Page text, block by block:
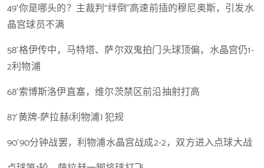
49’你是哪头的？主裁判“绊倒”高速前插的穆尼奥斯，引发水
晶宫球员不满
58’格伊传中，马特塔、萨尔双鬼拍门头球顶偏，水晶宫仍1-
2利物浦
68’索博斯洛伊直塞，维尔茨禁区前沿抽射打高
87’黄牌-萨拉赫(利物浦) 犯规
90’90分钟战罢，利物浦水晶宫战成2-2，双方进入点球大战